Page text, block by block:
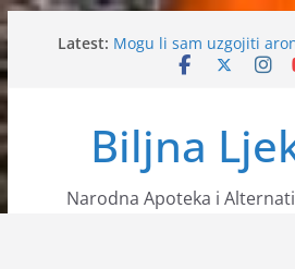
Skip
to
content
Latest: Mogu li sam uzgojiti
Ljekovita biljka jaglac
Ovi sastojci će vas
Biljna
Narodna Apoteka i